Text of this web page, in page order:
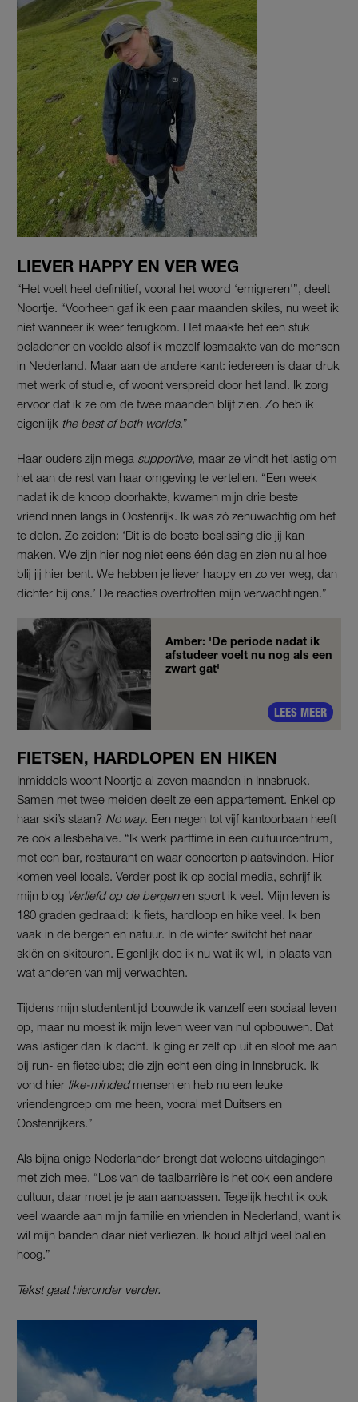
LIEVER HAPPY EN VER WEG
“Het voelt heel definitief, vooral het woord ‘emigreren'”, deelt
Noortje. “Voorheen gaf ik een paar maanden skiles, nu weet ik
niet wanneer ik weer terugkom. Het maakte het een stuk
beladener en voelde alsof ik mezelf losmaakte van de mensen
in Nederland. Maar aan de andere kant: iedereen is daar druk
met werk of studie, of woont verspreid door het land. Ik zorg
ervoor dat ik ze om de twee maanden blijf zien. Zo heb ik
eigenlijk the best of both worlds.”
Haar ouders zijn mega supportive, maar ze vindt het lastig om
het aan de rest van haar omgeving te vertellen. “Een week
nadat ik de knoop doorhakte, kwamen mijn drie beste
vriendinnen langs in Oostenrijk. Ik was zó zenuwachtig om het
te delen. Ze zeiden: ‘Dit is de beste beslissing die jij kan
maken. We zijn hier nog niet eens één dag en zien nu al hoe
blij jij hier bent. We hebben je liever happy en zo ver weg, dan
dichter bij ons.’ De reacties overtroffen mijn verwachtingen.”
Amber: 'De periode nadat ik
afstudeer voelt nu nog als een
zwart gat'
LEES MEER
FIETSEN, HARDLOPEN EN HIKEN
Inmiddels woont Noortje al zeven maanden in Innsbruck.
Samen met twee meiden deelt ze een appartement. Enkel op
haar ski’s staan? No way. Een negen tot vijf kantoorbaan heeft
ze ook allesbehalve. “Ik werk parttime in een cultuurcentrum,
met een bar, restaurant en waar concerten plaatsvinden. Hier
komen veel locals. Verder post ik op social media, schrijf ik
mijn blog Verliefd op de bergenen sport ik veel. Mijn leven is
180 graden gedraaid: ik fiets, hardloop en hike veel. Ik ben
vaak in de bergen en natuur. In de winter switcht het naar
skiën en skitouren. Eigenlijk doe ik nu wat ik wil, in plaats van
wat anderen van mij verwachten.
Tijdens mijn studententijd bouwde ik vanzelf een sociaal leven
op, maar nu moest ik mijn leven weer van nul opbouwen. Dat
was lastiger dan ik dacht. Ik ging er zelf op uit en sloot me aan
bij run- en fietsclubs; die zijn echt een ding in Innsbruck. Ik
vond hier like-mindedmensen en heb nu een leuke
vriendengroep om me heen, vooral met Duitsers en
Oostenrijkers.”
Als bijna enige Nederlander brengt dat weleens uitdagingen
met zich mee. “Los van de taalbarrière is het ook een andere
cultuur, daar moet je je aan aanpassen. Tegelijk hecht ik ook
veel waarde aan mijn familie en vrienden in Nederland, want ik
wil mijn banden daar niet verliezen. Ik houd altijd veel ballen
hoog.”
Tekst gaat hieronder verder.